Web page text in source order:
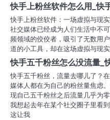
快手上粉丝软件怎么用_快
快手上粉丝软件：一场虚拟与现
社交媒体已经成为人们生活中不
频领域的佼佼者，吸引了无数用
道的小工具，却在这场虚拟与现
快手五千粉丝怎么没流量_
快手五千粉丝，流量去哪儿了？
媒体人都在为自己的粉丝量焦虑
现自己五千粉丝之后流量几乎为
我想起去年在某个社交圈子里看
这让我